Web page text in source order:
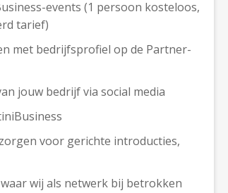
events (1 persoon kosteloos,
tarief)
met bedrijfsprofiel op de Partner-
jouw bedrijf via social media
voor gerichte introducties,
wij als netwerk bij betrokken